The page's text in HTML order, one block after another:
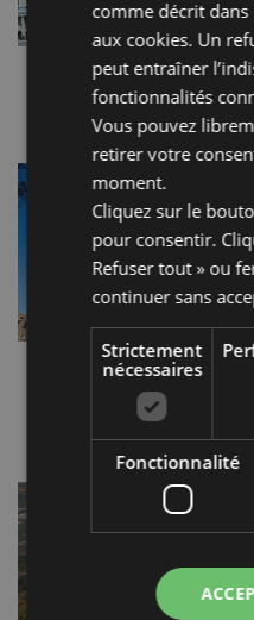
comme décrit dans
aux cookies. Un
peut entraîner
fonctionnalités
Vous pouvez
retirer votre
moment.
Cliquez sur le
pour consentir.
Refuser tout » ou
continuer sans
Strictement
nécessaires
Fonctionnalité